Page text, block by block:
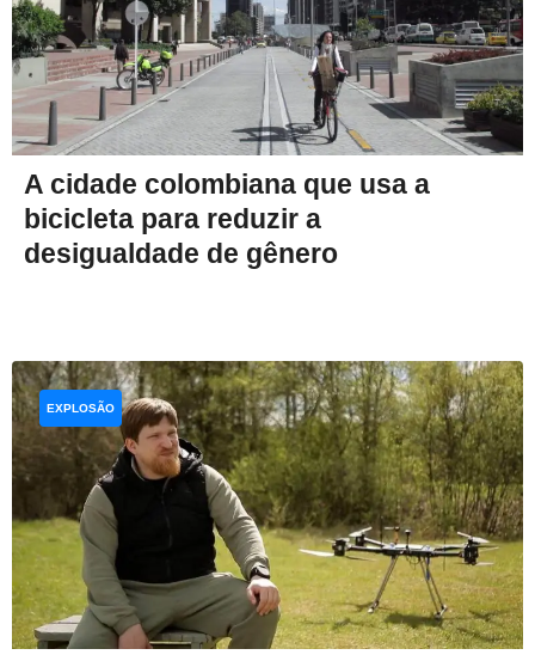
A cidade colombiana que usa a
bicicleta para reduzir a
desigualdade de gênero
EXPLOSÃO